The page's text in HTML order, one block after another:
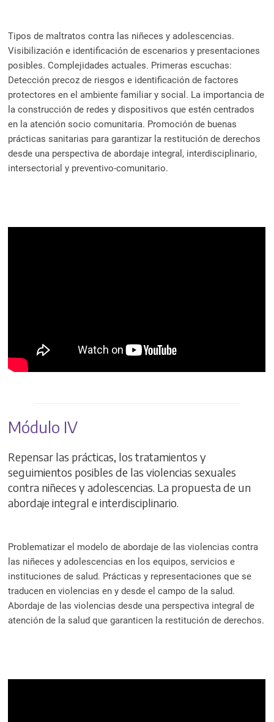
Tipos de maltratos contra las niñeces y adolescencias.
Visibilización e identificación de escenarios y presentaciones
posibles. Complejidades actuales. Primeras escuchas:
Detección precoz de riesgos e identificación de factores
protectores en el ambiente familiar y social. La importancia de
la construcción de redes y dispositivos que estén centrados
en la atención socio comunitaria. Promoción de buenas
prácticas sanitarias para garantizar la restitución de derechos
desde una perspectiva de abordaje integral, interdisciplinario,
intersectorial y preventivo-comunitario.
Módulo IV
Repensar las prácticas, los tratamientos y
seguimientos posibles de las violencias sexuales
contra niñeces y adolescencias. La propuesta de un
abordaje integral e interdisciplinario.
Problematizar el modelo de abordaje de las violencias contra
las niñeces y adolescencias en los equipos, servicios e
instituciones de salud. Prácticas y representaciones que se
traducen en violencias en y desde el campo de la salud.
Abordaje de las violencias desde una perspectiva integral de
atención de la salud que garanticen la restitución de derechos.